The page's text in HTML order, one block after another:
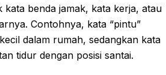
benda jamak, kata kerja, atau
Contohnya, kata “pintu”
dalam rumah, sedangkan kata
tidur dengan posisi santai.